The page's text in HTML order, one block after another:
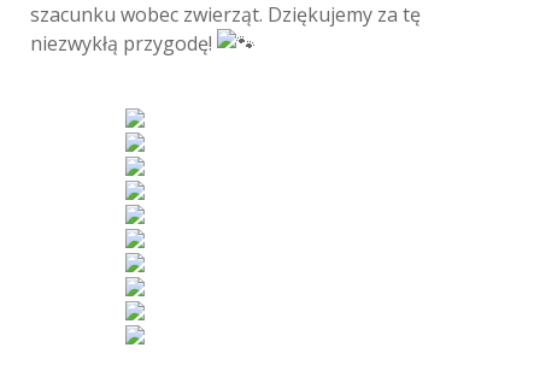
szacunku wobec zwierząt. Dziękujemy za tę
niezwykłą przygodę!